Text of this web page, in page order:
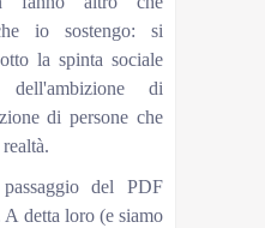
io sostengo: si
la spinta sociale
di
di persone che
del PDF
detta loro (e siamo